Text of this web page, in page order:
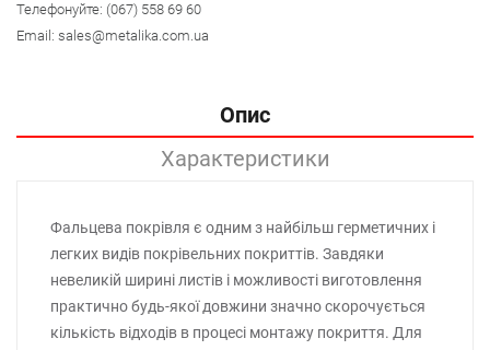
Телефонуйте: (067) 558 69 60
Email: sales@metalika.com.ua
Опис
Характеристики
Фальцева покрівля є одним з найбільш герметичних і
легких видів покрівельних покриттів. Завдяки
невеликій ширині листів і можливості виготовлення
практично будь-якої довжини значно скорочується
кількість відходів в процесі монтажу покриття. Для